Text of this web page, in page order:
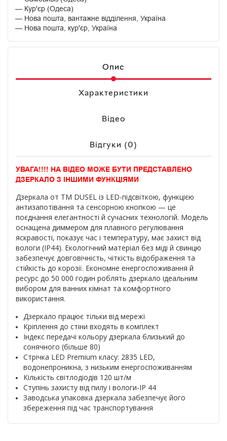
Кур'єр (Одеса)
Нова пошта, вантажне відділення, Україна
Нова пошта, кур'єр, Україна
Опис
Характеристики
Відео
Відгуки (0)
УВАГА!!!! НА ВІДЕО МОЖЕ БУТИ ПРЕДСТАВЛЕНО
ДЗЕРКАЛО З ІНШИМИ ФУНКЦІЯМИ
Дзеркала от ТМ DUSEL із LED-підсвіткою, функцією
антизапотівання та сенсорною кнопкою — це
поєднання елегантності й сучасних технологій. Модель
оснащена диммером для плавного регулювання
яскравості, показує час і температуру, має захист від
вологи (IP44). Екологічний матеріал без міді й свинцю
забезпечує довговічність, чіткість відображення та
стійкість до корозії. Економне енергоспоживання й
ресурс до 50 000 годин роблять дзеркало ідеальним
вибором для ванних кімнат та комфортного
використання.
Дзеркало працює тільки від мережі
Кріплення до стіни входять в комплект
Індекс передачі кольору дзеркала близький до
сонячного (більше 80)
Стрічка LED Premium класу: 2835 LED,
водонепроникна, з низьким енергоспоживанням
Кількість світлодіодів 120 шт/м
Ступінь захисту від пилу і вологи-IP 44
Заводська упаковка дзеркала забезпечує його
збереження під час транспортування